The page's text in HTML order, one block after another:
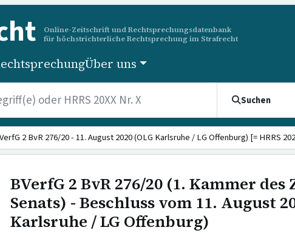
Online-Zeitschrift und Rechtsprechungsdatenbank
für höchstrichterliche Rechtsprechung im Strafrecht
Über uns
Suchen
2 BvR 276/20 - 11. August 2020 (OLG Karlsruhe / LG Offenburg) [= HRRS
BVerfG 2 BvR 276/20 (1. Kammer des
Senats) - Beschluss vom 11. August
Karlsruhe / LG Offenburg)